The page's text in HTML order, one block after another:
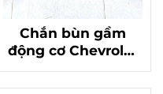
Chắn bùn gầm
động cơ Chevrolet
Cruze chính hãng
mã 95389395